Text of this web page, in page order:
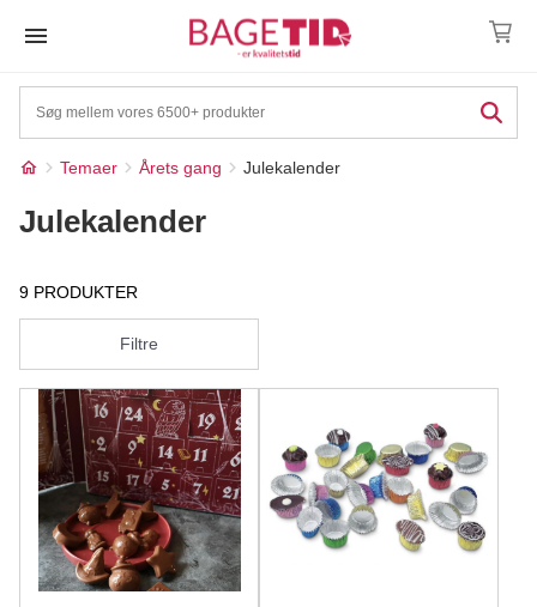
Temaer Årets gang Julekalender
Julekalender
9 PRODUKTER
Filtre